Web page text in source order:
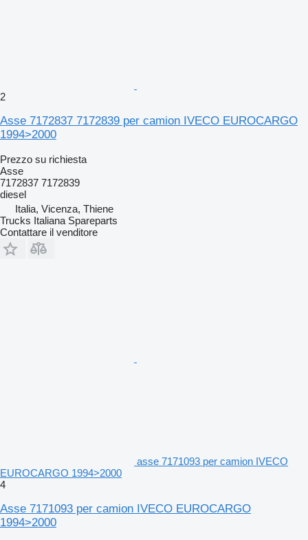
2
Asse 7172837 7172839 per camion IVECO EUROCARGO
1994>2000
Prezzo su richiesta
Asse
7172837 7172839
diesel
Italia, Vicenza, Thiene
Trucks Italiana Spareparts
Contattare il venditore
asse 7171093 per camion IVECO
EUROCARGO 1994>2000
4
Asse 7171093 per camion IVECO EUROCARGO
1994>2000